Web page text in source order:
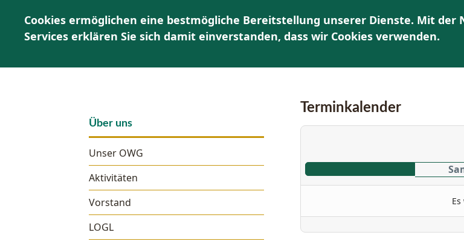
HOME ÜBER UNS AKTUELLES
Über uns
Unser OWG
Aktivitäten
Vorstand
LOGL
Terminkalender
Cookies ermöglichen eine bestmögliche Bereitstellung unserer Dienste. Mit der
Services erklären Sie sich damit einverstanden, dass wir Cookies verwenden.